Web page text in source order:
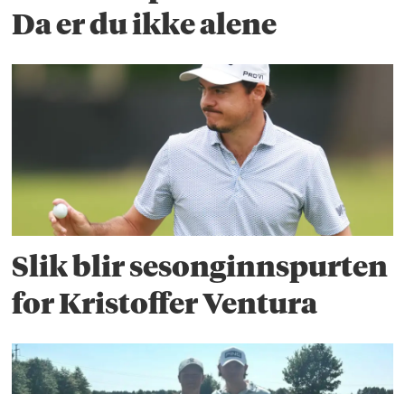
Da er du ikke alene
Slik blir sesonginnspurten
for Kristoffer Ventura